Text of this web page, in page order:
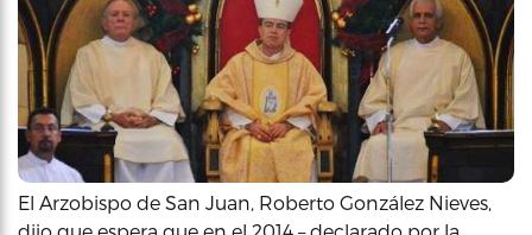
El Arzobispo de San Juan, Roberto González Nieves,